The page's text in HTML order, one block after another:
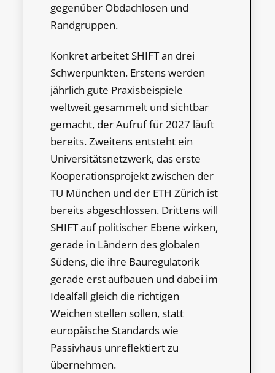
gegenüber Obdachlosen und
Randgruppen.
Konkret arbeitet SHIFT an drei
Schwerpunkten. Erstens werden
jährlich gute Praxisbeispiele
weltweit gesammelt und sichtbar
gemacht, der Aufruf für 2027 läuft
bereits. Zweitens entsteht ein
Universitätsnetzwerk, das erste
Kooperationsprojekt zwischen der
TU München und der ETH Zürich ist
bereits abgeschlossen. Drittens will
SHIFT auf politischer Ebene wirken,
gerade in Ländern des globalen
Südens, die ihre Bauregulatorik
gerade erst aufbauen und dabei im
Idealfall gleich die richtigen
Weichen stellen sollen, statt
europäische Standards wie
Passivhaus unreflektiert zu
übernehmen.